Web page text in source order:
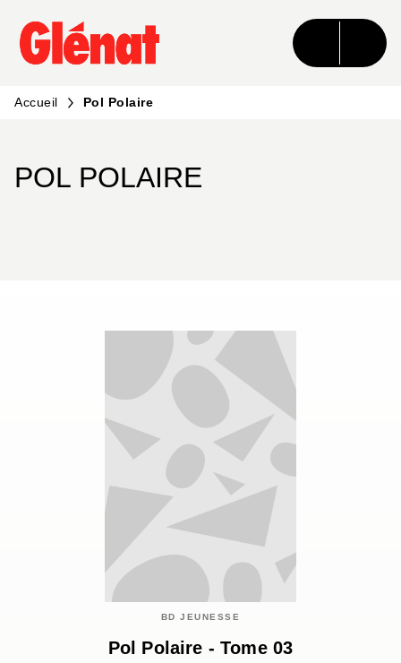
MENU RECHERCHE CONTENU
PIED DE PAGE
Accueil Pol Polaire
POL POLAIRE
BD JEUNESSE
Pol Polaire - Tome 03